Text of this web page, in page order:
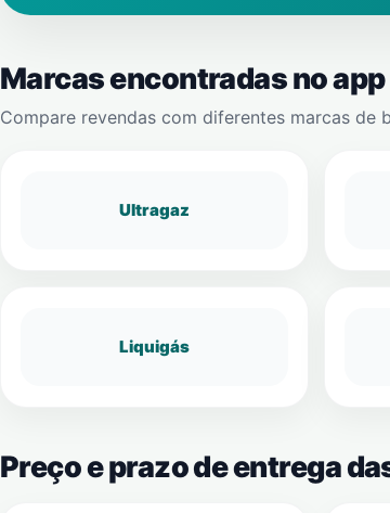
Marcas encontradas no app
Compare revendas com diferentes marcas
Ultragaz
Liquigás
Preço e prazo de entrega